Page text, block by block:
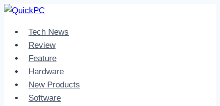
Skip
contentTech News
Review
Feature
Hardware
New Products
Software